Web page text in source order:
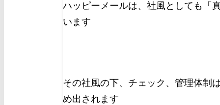
ハッピーメールは、社風としても「
います
その社風の下、チェック、管理体制
め出されます